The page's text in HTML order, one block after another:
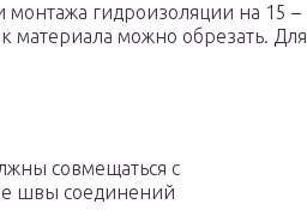
гидроизоляции на 15 –
материала можно обрезать. Для
совмещаться с
швы соединений